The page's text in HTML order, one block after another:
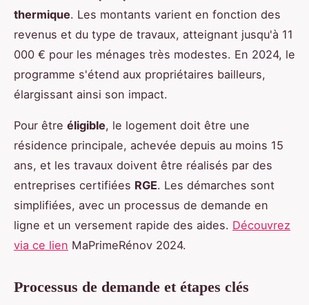
thermique. Les montants varient en fonction des
revenus et du type de travaux, atteignant jusqu'à 11
000 € pour les ménages très modestes. En 2024, le
programme s'étend aux propriétaires bailleurs,
élargissant ainsi son impact.
Pour être éligible, le logement doit être une
résidence principale, achevée depuis au moins 15
ans, et les travaux doivent être réalisés par des
entreprises certifiées RGE. Les démarches sont
simplifiées, avec un processus de demande en
ligne et un versement rapide des aides. Découvrez
via ce lien MaPrimeRénov 2024.
Processus de demande et étapes clés